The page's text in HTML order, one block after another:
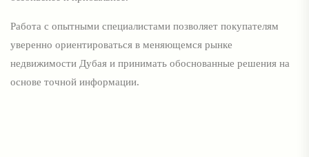
Работа с опытными специалистами позволяет покупателям
уверенно ориентироваться в меняющемся рынке
недвижимости Дубая и принимать обоснованные решения на
основе точной информации.